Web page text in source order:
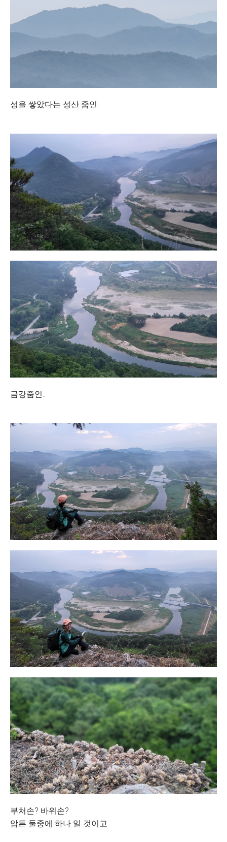
성을 쌓았다는 성산 줌인...
금강줌인..
부처손? 바위손?
암튼 둘중에 하나 일 것이고..